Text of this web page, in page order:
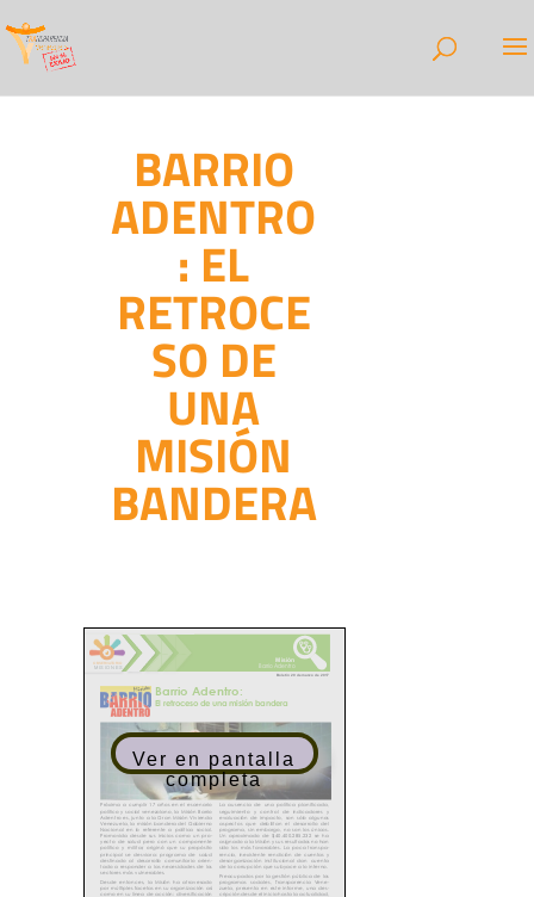
BARRIO
ADENTRO
: EL
RETROCE
SO DE
UNA
MISIÓN
BANDERA
Ver en pantalla
completa